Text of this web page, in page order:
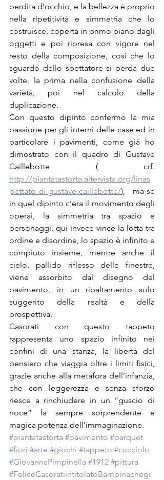
perdita d’occhio, e la bellezza è proprio
nella ripetitività e simmetria che lo
costruisce, coperta in primo piano dagli
oggetti e poi ripresa con vigore nel
resto della composizione, così che lo
sguardo dello spettatore si perda due
volte, la prima nella confusione della
varietà, poi nel calcolo della
duplicazione.
Con questo dipinto confermo la mia
passione per gli interni delle case ed in
particolare i pavimenti, come già ho
dimostrato con il quadro di Gustave
http://piantatastorta.altervista.org/linas
pettato-di-gustave-caillebotte/),   ma se
in quel dipinto c’era il movimento degli
operai, la simmetria tra spazio e
personaggi, qui invece vince la lotta tra
ordine e disordine, lo spazio è infinito e
compiuto insieme, mentre anche il
cielo, pallido riflesso delle finestre,
viene assorbito dal disegno del
pavimento, in un ribaltamento solo
suggerito della realtà e della
prospettiva.
Casorati con questo tappeto
rappresenta uno spazio infinito nei
confini di una stanza, la libertà del
pensiero che viaggia oltre i limiti fisici,
grazie anche alla metafora dell’infanzia,
che con leggerezza e senza sforzo
riesce a rinchiudere in un “guscio di
noce” la sempre sorprendente e
magica potenza dell’immaginazione.
#piantatastorta #pavimento #parquet
#fiori #arte #giochi #tappeto #cucciolo
#GiovannaPimpinella #1912 #pittura
#FeliceCasoratiintitolatoBambinachegi